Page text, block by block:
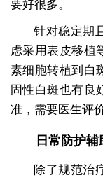
要好很多。
针对稳定期
虑采用表皮移植
素细胞转植到白
固性白斑也有良
准，需要医生评
日常防护辅
除了规范治